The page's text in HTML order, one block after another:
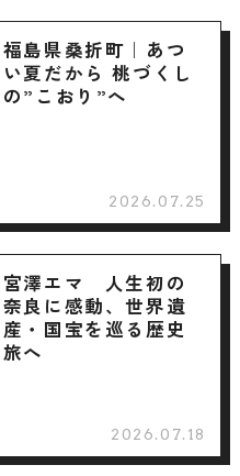
福島県桑折町｜あつ
い夏だから 桃づくし
の”こおり”へ
2026.07.25
宮澤エマ 人生初の
奈良に感動、世界遺
産・国宝を巡る歴史
旅へ
2026.07.18